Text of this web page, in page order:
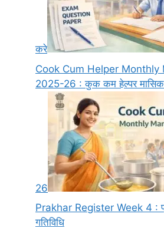
करे
Cook Cum Helper Monthly
2025-26 : कुक कम हेल्पर
26
Prakhar Register Week 4 :
गतिविधि